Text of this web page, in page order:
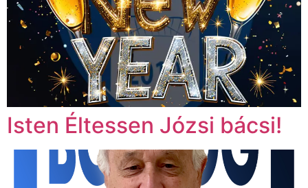
Isten Éltessen Józsi bácsi!